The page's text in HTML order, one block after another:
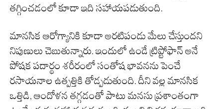
తగ్గించడంలో కూడా ఇది సహాయపడుతుంది.
మానసిక ఆరోగ్యానికి కూడా అరటిపండు మేలు చేస్తుందని
నిపుణులు చెబుతున్నారు. ఇందులో ఉండే ట్రిప్టోఫాన్ అనే
పోషక పదార్థం శరీరంలో సంతోష భావనను పెంచే
రసాయనాల ఉత్పత్తికి తోడ్పడుతుంది. దీని వల్ల మానసిక
ఒత్తిడి, ఆందోళన తగ్గడంతో పాటు మనసు ప్రశాంతంగా